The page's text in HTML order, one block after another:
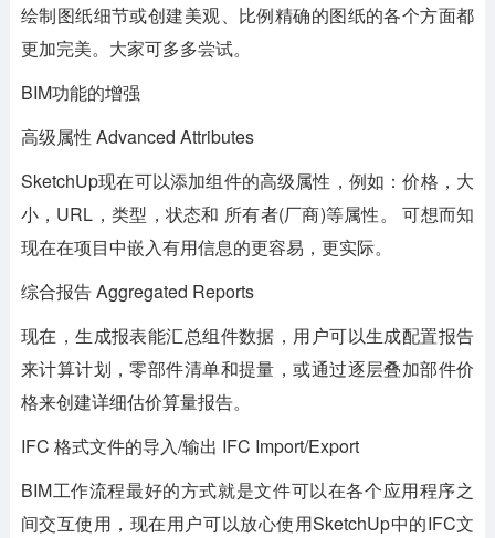
绘制图纸细节或创建美观、比例精确的图纸的各个方面都
更加完美。大家可多多尝试。
BIM功能的增强
高级属性 Advanced Attributes
SketchUp现在可以添加组件的高级属性，例如：价格，大
小，URL，类型，状态和 所有者(厂商)等属性。 可想而知
现在在项目中嵌入有用信息的更容易，更实际。
综合报告 Aggregated Reports
现在，生成报表能汇总组件数据，用户可以生成配置报告
来计算计划，零部件清单和提量，或通过逐层叠加部件价
格来创建详细估价算量报告。
IFC 格式文件的导入/输出 IFC Import/Export
BIM工作流程最好的方式就是文件可以在各个应用程序之
间交互使用，现在用户可以放心使用SketchUp中的IFC文